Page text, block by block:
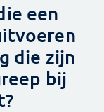
een
die zijn
bij